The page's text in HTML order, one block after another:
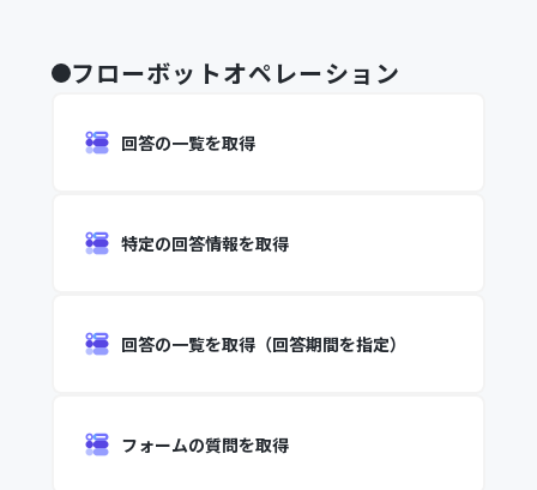
フローボットオペレーション
回答の一覧を取得
特定の回答情報を取得
回答の一覧を取得（回答期間を指定）
フォームの質問を取得